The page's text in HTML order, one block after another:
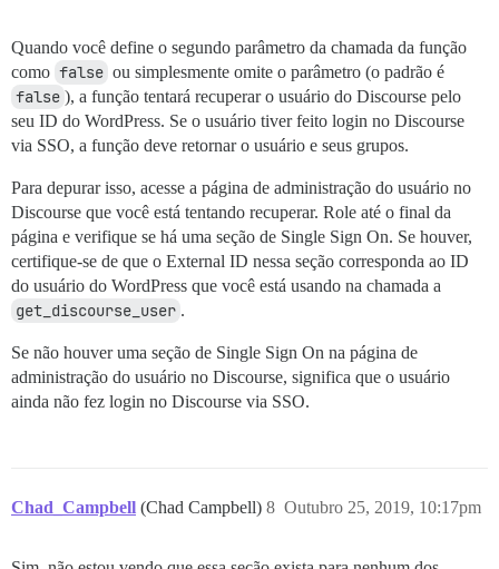
Quando você define o segundo parâmetro da chamada da função
como false ou simplesmente omite o parâmetro (o padrão é
false ), a função tentará recuperar o usuário do Discourse pelo
seu ID do WordPress. Se o usuário tiver feito login no Discourse
via SSO, a função deve retornar o usuário e seus grupos.
Para depurar isso, acesse a página de administração do usuário no
Discourse que você está tentando recuperar. Role até o final da
página e verifique se há uma seção de Single Sign On. Se houver,
certifique-se de que o External ID nessa seção corresponda ao ID
do usuário do WordPress que você está usando na chamada a
get_discourse_user .
Se não houver uma seção de Single Sign On na página de
administração do usuário no Discourse, significa que o usuário
ainda não fez login no Discourse via SSO.
Chad_Campbell (Chad Campbell) Outubro 25, 2019, 10:17pm
8